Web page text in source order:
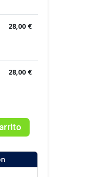
28,00 €
28,00 €